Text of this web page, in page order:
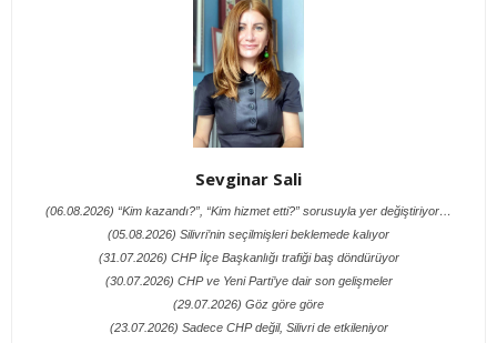
Sevginar Sali
(06.08.2026) “Kim kazandı?”, “Kim hizmet etti?” sorusuyla yer değiştiriyor…
(05.08.2026) Silivri’nin seçilmişleri beklemede kalıyor
(31.07.2026) CHP İlçe Başkanlığı trafiği baş döndürüyor
(30.07.2026) CHP ve Yeni Parti’ye dair son gelişmeler
(29.07.2026) Göz göre göre
(23.07.2026) Sadece CHP değil, Silivri de etkileniyor